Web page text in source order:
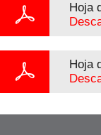
Hoja
Hoja